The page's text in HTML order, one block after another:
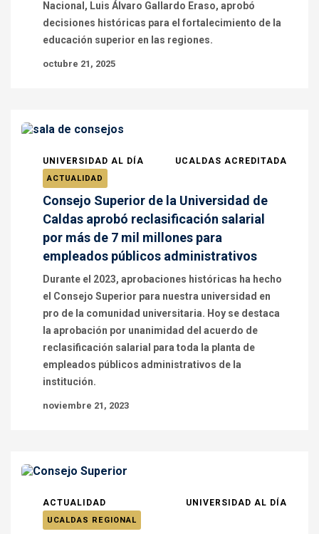
Nacional, Luis Álvaro Gallardo Eraso, aprobó
decisiones históricas para el fortalecimiento de la
educación superior en las regiones.
octubre 21, 2025
UNIVERSIDAD AL DÍA UCALDAS ACREDITADA
ACTUALIDAD
Consejo Superior de la Universidad de
Caldas aprobó reclasificación salarial
por más de 7 mil millones para
empleados públicos administrativos
Durante el 2023, aprobaciones históricas ha hecho
el Consejo Superior para nuestra universidad en
pro de la comunidad universitaria. Hoy se destaca
la aprobación por unanimidad del acuerdo de
reclasificación salarial para toda la planta de
empleados públicos administrativos de la
institución.
noviembre 21, 2023
ACTUALIDAD UNIVERSIDAD AL DÍA
UCALDAS REGIONAL